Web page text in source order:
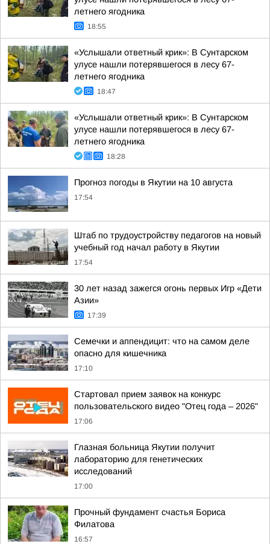
летнего ягодника
18:55
«Услышали ответный крик»: В Сунтарском
улусе нашли потерявшегося в лесу 67-
летнего ягодника
18:47
«Услышали ответный крик»: В Сунтарском
улусе нашли потерявшегося в лесу 67-
летнего ягодника
18:28
Прогноз погоды в Якутии на 10 августа
17:54
Штаб по трудоустройству педагогов на новый
учебный год начал работу в Якутии
17:54
30 лет назад зажегся огонь первых Игр «Дети
Азии»
17:39
Семечки и аппендицит: что на самом деле
опасно для кишечника
17:10
Стартовал прием заявок на конкурс
пользовательского видео "Отец года – 2026"
17:06
Глазная больница Якутии получит
лабораторию для генетических
исследований
17:00
Прочный фундамент счастья Бориса
Филатова
16:57